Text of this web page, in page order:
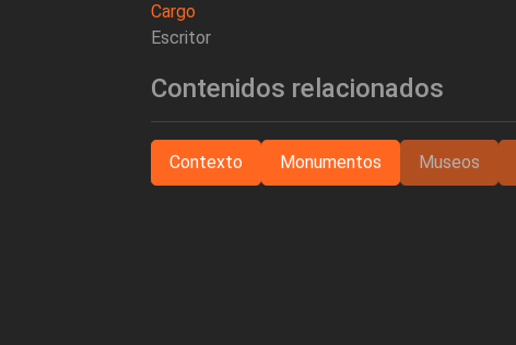
Cargo
Escritor
Contenidos relacionados
Contexto Monumentos Museos